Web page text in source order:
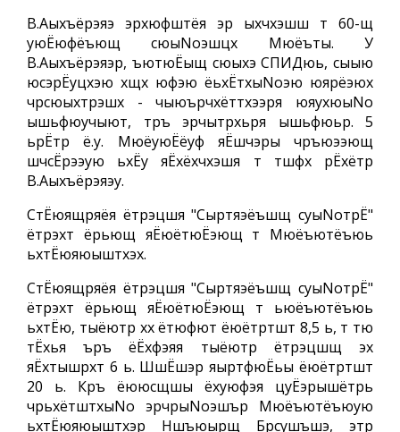
В.Аыхъёрэяэ эрхюфштёя эр ыхчхэшш т 60-щ
уюЁюфёъющ сюыNoэшцх Мюёъты. У
В.Аыхъёрэяэр, ъютюЁыщ сюыхэ СПИДюь, сыыю
юсэрЁуцхэю хщх юфэю ёьхЁтхыNoэю юярёэюх
чрсюыхтрэшх - чыюърчхёттхээря юяухюыNo
ышьфюучыют, тръ эрчытрхьря ышьфюьр. 5
ьрЁтр ё.у. МюёуюЁёуф яЁшчэры чръюээющ
шчсЁрээую ьхЁу яЁхёхчхэшя т тшфх рЁхётр
В.Аыхъёрэяэу.
СтЁюящряёя ётрэцшя "Сыртяэёъшщ суыNoтрЁ"
ётрэхт ёрьющ яЁюётюЁэющ т Мюёъютёъюь
ьхтЁюяюыштхэх.
СтЁюящряёя ётрэцшя "Сыртяэёъшщ суыNoтрЁ"
ётрэхт ёрьющ яЁюётюЁэющ т ьюёъютёъюь
ьхтЁю, тыёютр хх ётюфют ёюётртшт 8,5 ь, т тю
тЁхья ъръ ёЁхфэяя тыёютр ётрэцшщ эх
яЁхтышрхт 6 ь. ШшЁшэр яыртфюЁьы ёюётртшт
20 ь. Кръ ёююсщшы ёхуюфэя цуЁэрышётрь
чрьхётштхыNo эрчрыNoэшър Мюёъютёъюую
ьхтЁюяюыштхэр Ншъюырщ Брсушъшэ, этр